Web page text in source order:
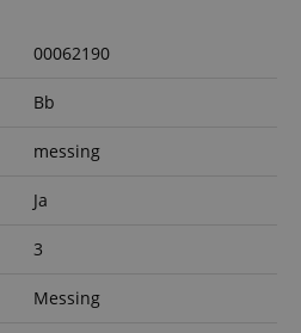
00062190
Bb
messing
Ja
3
Messing